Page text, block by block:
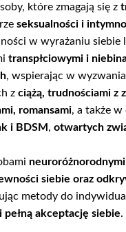
które zmagają się z
seksualności i
w wyrażaniu siebie
transpłciowymi i
, wspierając w
z ciążą, trudnościami z
romansami, a także w
i BDSM , otwartych
neuroróżnorodnymi
siebie oraz
metody do
akceptację siebie.